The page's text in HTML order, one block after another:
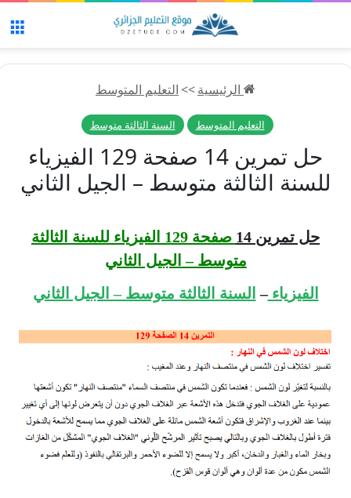
الرئيسية>>التعليم المتوسط
التعليم المتوسط السنة الثالثة متوسط
حل تمرين 14 صفحة 129 الفيزياء
للسنة الثالثة متوسط – الجيل الثاني
حل تمرين 14
صفحة 129 الفيزياء للسنة الثالثة
متوسط – الجيل الثاني
الفيزياء– السنة الثالثة متوسط – الجيل الثاني